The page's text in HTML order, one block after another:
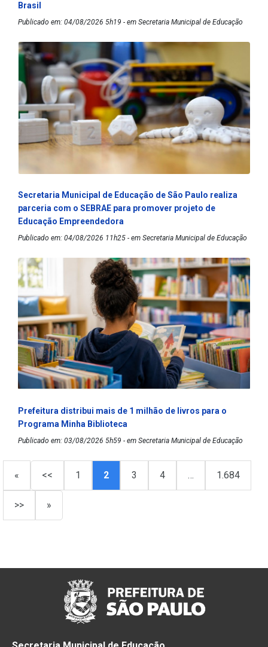
Brasil
Publicado em: 04/08/2026 5h19 - em Secretaria Municipal de Educação
Secretaria Municipal de Educação de São Paulo realiza
parceria com o SEBRAE para promover projeto de
Educação Empreendedora
Publicado em: 04/08/2026 11h25 - em Secretaria Municipal de Educação
Prefeitura distribui mais de 1 milhão de livros para o
Programa Minha Biblioteca
Publicado em: 03/08/2026 5h59 - em Secretaria Municipal de Educação
« << 1 2 3 4 … 1.684
>> »